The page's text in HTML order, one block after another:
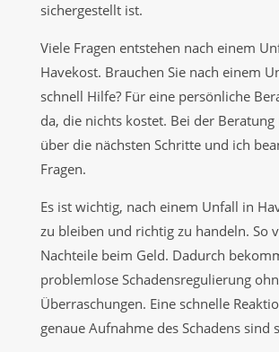
sichergestellt ist.
Viele Fragen entstehen nach einem
Havekost. Brauchen Sie nach einem
schnell Hilfe? Für eine persönliche
da, die nichts kostet. Bei der
über die nächsten Schritte und ich
Fragen.
Es ist wichtig, nach einem Unfall in
zu bleiben und richtig zu handeln. So
Nachteile beim Geld. Dadurch
problemlose Schadensregulierung
Überraschungen. Eine schnelle
genaue Aufnahme des Schadens sind